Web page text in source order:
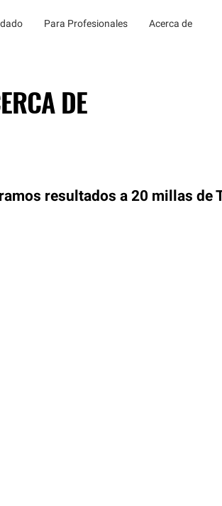
Para Profesionales Acerca de
DE
resultados a 20 millas de